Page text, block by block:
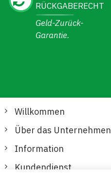
RÜCKGABERECHT
Geld-Zurück-
Garantie.
Willkommen
Über das Unternehmen
Information
Kundendienst